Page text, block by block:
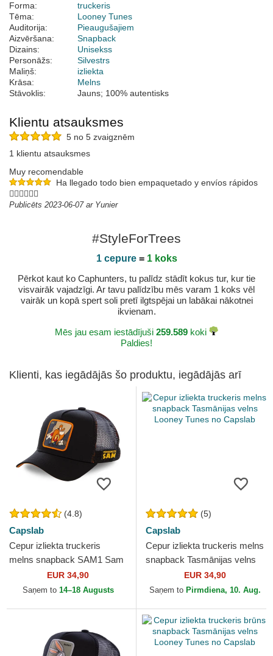
Forma:
truckeris
Tēma:
Looney Tunes
Auditorija:
Pieaugušajiem
Aizvēršana:
Snapback
Dizains:
Unisekss
Personāžs:
Silvestrs
Maliņš:
izliekta
Krāsa:
Melns
Stāvoklis:
Jauns; 100% autentisks
Klientu atsauksmes
5 no 5 zvaigznēm
1 klientu atsauksmes
Muy recomendable
Ha llegado todo bien empaquetado y envíos rápidos
👌🏻👌🏻👌🏻
Publicēts 2023-06-07 ar Yunier
#StyleForTrees
1 cepure= 1 koks
Pērkot kaut ko Caphunters, tu palīdz stādīt kokus tur, kur tie
visvairāk vajadzīgi. Ar tavu palīdzību mēs varam 1 koks vēl
vairāk un kopā spert soli pretī ilgtspējai un labākai nākotnei
ikvienam.
Mēs jau esam iestādījuši 259.589 koki
Paldies!
Klienti, kas iegādājās šo produktu, iegādājās arī
(4.8)
Capslab
Cepur izliekta truckeris
melns snapback SAM1 Sam
Ūsas Looney Tunes no
Capslab
EUR 34,90
Saņem to 14–18 Augusts
(5)
Capslab
Cepur izliekta truckeris melns
snapback Tasmānijas velns
Looney Tunes no Capslab
EUR 34,90
Saņem to Pirmdiena, 10. Aug.